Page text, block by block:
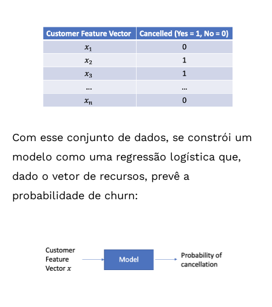
Com esse conjunto de dados, se constrói um
modelo como uma regressão logística que,
dado o vetor de recursos, prevê a
probabilidade de churn: